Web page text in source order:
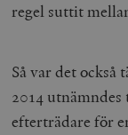
regel suttit
Så var det också
2014 utnämndes
efterträdare för